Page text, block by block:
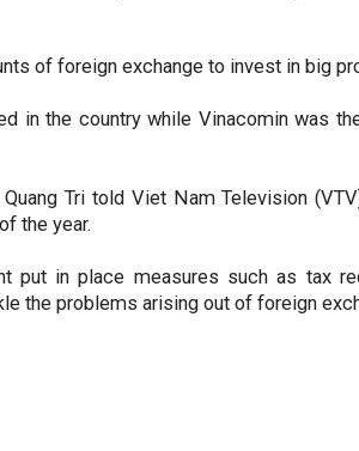
of foreign exchange to invest in big
in the country while Vinacomin was
Tri told Viet Nam Television
the year.
put in place measures such as tax
the problems arising out of foreign